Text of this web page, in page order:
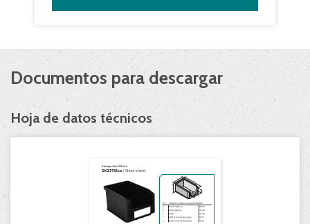
Documentos para descargar
Hoja de datos técnicos